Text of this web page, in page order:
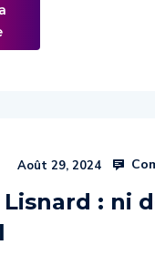
Août 29, 2024
Lisnard : ni